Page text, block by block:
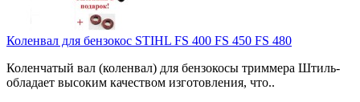
Коленвал для бензокос STIHL FS 400 FS 450 FS 480
Коленчатый вал (коленвал) для бензокосы триммера Штиль-
обладает высоким качеством изготовления, что..